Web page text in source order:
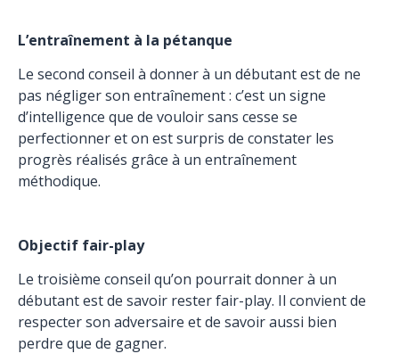
L’entraînement à la pétanque
Le second conseil à donner à un débutant est de ne
pas négliger son entraînement : c’est un signe
d’intelligence que de vouloir sans cesse se
perfectionner et on est surpris de constater les
progrès réalisés grâce à un entraînement
méthodique.
Objectif fair-play
Le troisième conseil qu’on pourrait donner à un
débutant est de savoir rester fair-play. Il convient de
respecter son adversaire et de savoir aussi bien
perdre que de gagner.